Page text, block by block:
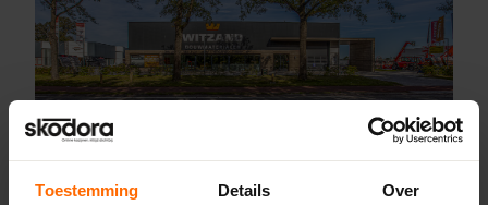
Toestemming Details Over